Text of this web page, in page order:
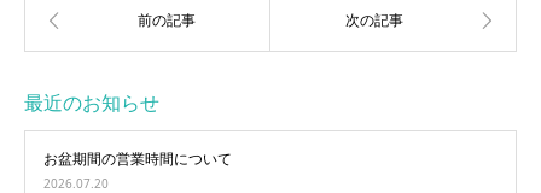
最近のお知らせ
お盆期間の営業時間について
2026.07.20